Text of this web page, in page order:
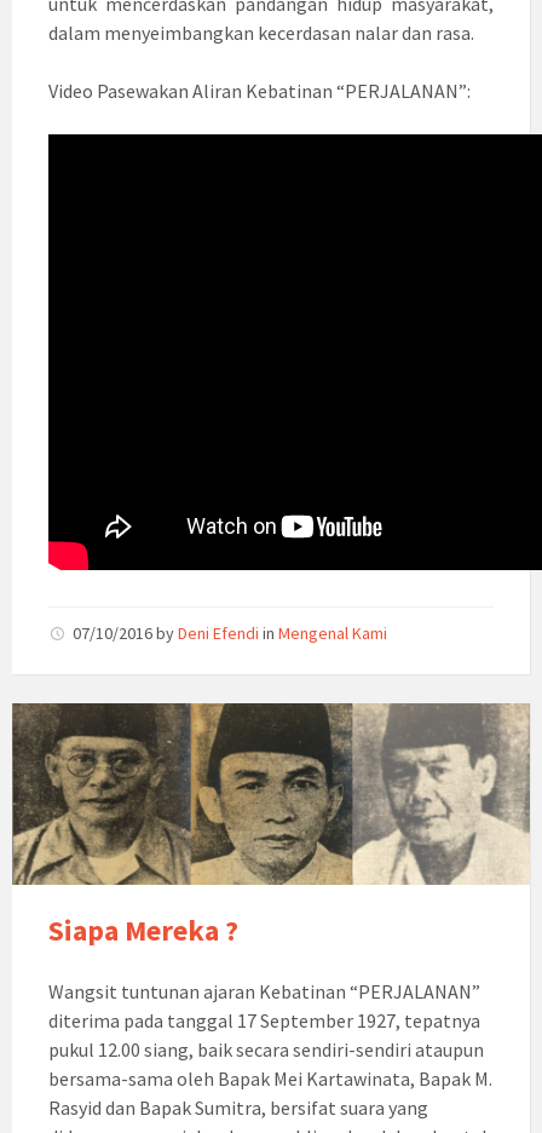
dalam menyeimbangkan kecerdasan nalar dan rasa.
Video Pasewakan Aliran Kebatinan “PERJALANAN”:
07/10/2016byDeni Efendi in Mengenal Kami
Siapa Mereka ?
Wangsit tuntunan ajaran Kebatinan “PERJALANAN”
diterima pada tanggal 17 September 1927, tepatnya
pukul 12.00 siang, baik secara sendiri-sendiri ataupun
bersama-sama oleh Bapak Mei Kartawinata, Bapak M.
Rasyid dan Bapak Sumitra, bersifat suara yang